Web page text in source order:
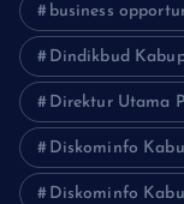
business
Dindikbud
Direktur Utama
Diskominfo
Diskominfo